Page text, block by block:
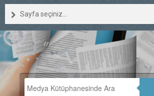
Sayfa seçiniz...